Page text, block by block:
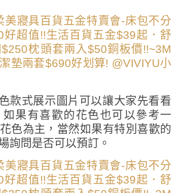
款式展示圖片可以讓大家先看看
果有喜歡的花色也可以參考一
色為主，當然如果有特別喜歡的
詢問是否可以預訂。